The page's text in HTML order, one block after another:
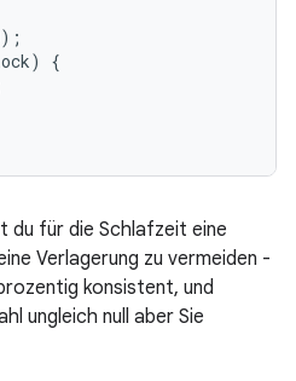
{
du für die Schlafzeit eine
Verlagerung zu vermeiden -
konsistent, und
ungleich null aber Sie